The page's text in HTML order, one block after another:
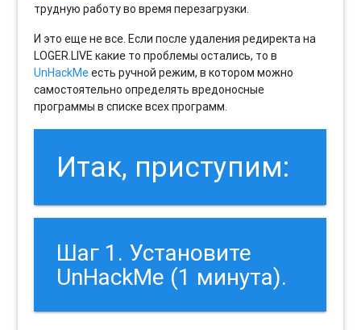
трудную работу во время перезагрузки.
И это еще не все. Если после удаления редиректа на
LOGER.LIVE какие то проблемы остались, то в
UnHackMeесть ручной режим, в котором можно
самостоятельно определять вредоносные
программы в списке всех программ.
Итак, приступим:
Шаг 1. Установите
UnHackMe (1 минута).